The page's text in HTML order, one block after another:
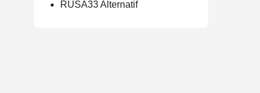
RUSA33 Alternatif